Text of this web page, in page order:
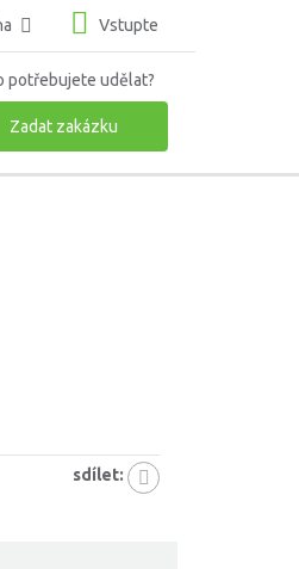
Vstupte
Zadat zakázku
sdílet: